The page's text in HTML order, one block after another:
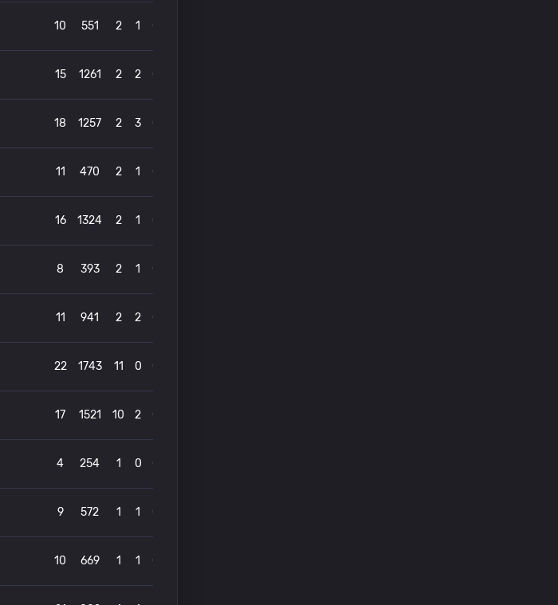
10 551 2 1 0
15 1261 2 2 0
18 1257 2 3 0
11 470 2 1 0
16 1324 2 1 0
8 393 2 1 0
11 941 2 2 0
22 1743 11 0 0
17 1521 10 2 0
4 254 1 0 0
9 572 1 1 0
10 669 1 1 0